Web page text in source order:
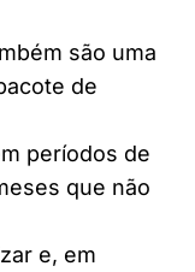
são uma
de
períodos de
que não
e, em